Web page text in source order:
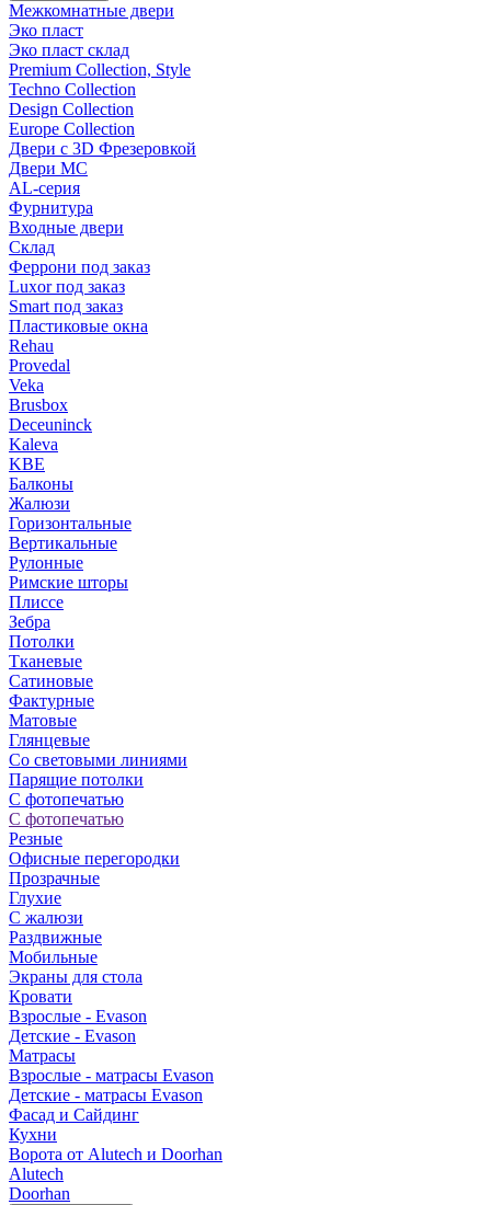
Межкомнатные двери
Эко пласт
Эко пласт склад
Premium Collection, Style
Techno Collection
Design Collection
Europe Collection
Двери с 3D Фрезеровкой
Двери МС
AL-серия
Фурнитура
Входные двери
Склад
Феррони под заказ
Luxor под заказ
Smart под заказ
Пластиковые окна
Rehau
Provedal
Veka
Brusbox
Deceuninck
Kaleva
KBE
Балконы
Жалюзи
Горизонтальные
Вертикальные
Рулонные
Римские шторы
Плиссе
Зебра
Потолки
Тканевые
Сатиновые
Фактурные
Матовые
Глянцевые
Со световыми линиями
Парящие потолки
С фотопечатью
С фотопечатью
Резные
Офисные перегородки
Прозрачные
Глухие
С жалюзи
Раздвижные
Мобильные
Экраны для стола
Кровати
Взрослые - Evason
Детские - Evason
Матрасы
Взрослые - матрасы Evason
Детские - матрасы Evason
Фасад и Сайдинг
Кухни
Ворота от Alutech и Doorhan
Alutech
Doorhan